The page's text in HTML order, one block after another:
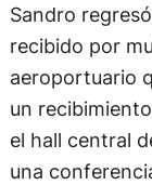
Sandro
recibido por
aeroportuario
un
el hall central
una